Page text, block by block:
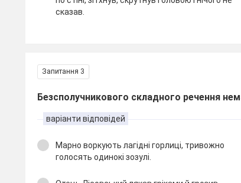
сказав.
Запитання 3
Безсполучникового складного речення
варіанти відповідей
Марно воркують лагідні горлиці, тривожно
голосять одинокі зозулі.